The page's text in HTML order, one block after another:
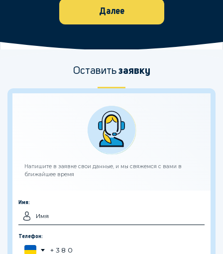
Далее
Оставитьзаявку
Напишите в заявке свои данные, и мы свяжемся с вами в
ближайшее время
Имя:
Телефон: